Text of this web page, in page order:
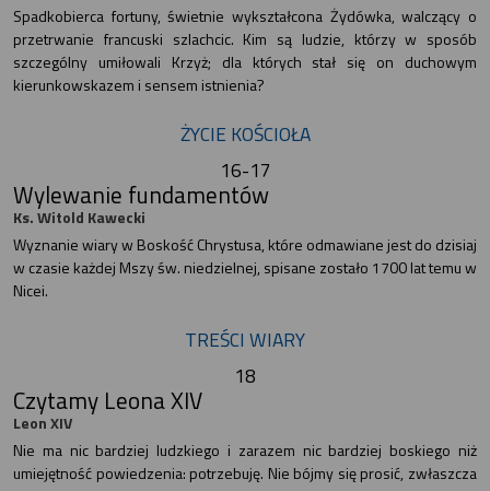
Spadkobierca fortuny, świetnie wykształcona Żydówka, walczący o
przetrwanie francuski szlachcic. Kim są ludzie, którzy w sposób
szczególny umiłowali Krzyż; dla których stał się on duchowym
kierunkowskazem i sensem istnienia?
ŻYCIE KOŚCIOŁA
16-17
Wylewanie fundamentów
Ks. Witold Kawecki
Wyznanie wiary w Boskość Chrystusa, które odmawiane jest do dzisiaj
w czasie każdej Mszy św. niedzielnej, spisane zostało 1700 lat temu w
Nicei.
TREŚCI WIARY
18
Czytamy Leona XIV
Leon XIV
Nie ma nic bardziej ludzkiego i zarazem nic bardziej boskiego niż
umiejętność powiedzenia: potrzebuję. Nie bójmy się prosić, zwłaszcza